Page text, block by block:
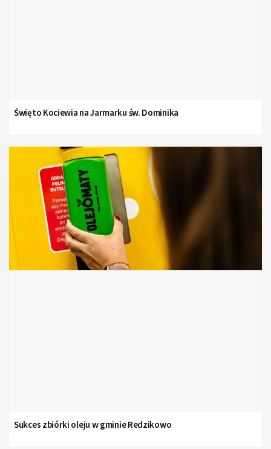
Święto Kociewia na Jarmarku św. Dominika
Sukces zbiórki oleju w gminie Redzikowo